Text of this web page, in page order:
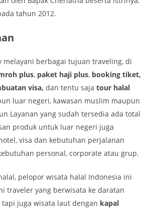
tahun 2012.
melayani berbagai tujuan traveling, di
plus, paket haji plus, booking tiket,
visa, dan tentu saja tour halal
luar negeri, kawasan muslim maupun
Layanan yang sudah tersedia ada total
produk untuk luar negeri juga
visa dan kebutuhan perjalanan
personal, corporate atau grup.
pelopor wisata halal Indonesia ini
traveler yang berwisata ke daratan
tapi juga wisata laut dengan kapal